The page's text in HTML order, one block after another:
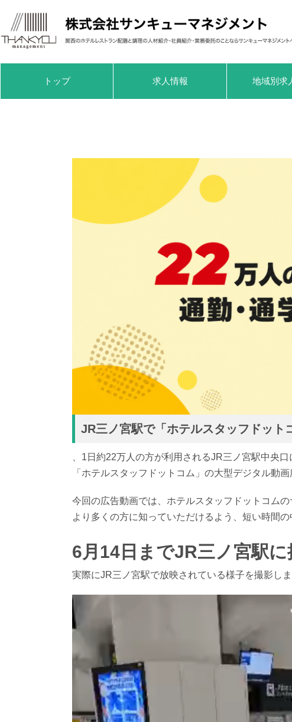
トップ 求人情報 地域別求
JR三ノ宮駅で「ホテルスタッフドット
、1日約22万人の方が利用されるJR三ノ宮駅中央口
「ホテルスタッフドットコム」の大型デジタル動
今回の広告動画では、ホテルスタッフドットコムの
より多くの方に知っていただけるよう、短い時間
6月14日までJR三ノ宮駅に
実際にJR三ノ宮駅で放映されている様子を撮影し